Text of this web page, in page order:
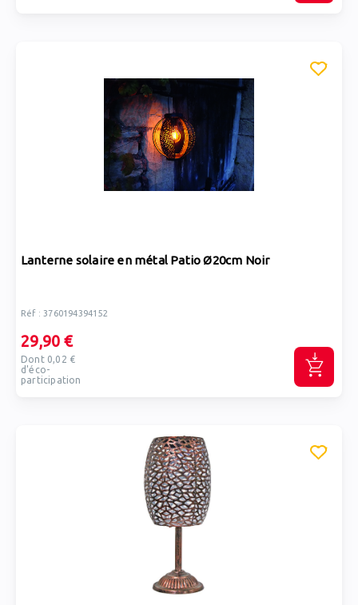
Lanterne solaire en métal Patio Ø20cm Noir
Réf : 3760194394152
29,90 €
Dont 0,02 €
d'éco-
participation